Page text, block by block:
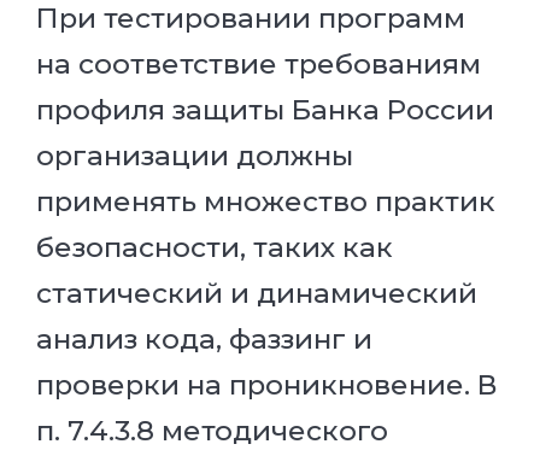
При тестировании программ
на соответствие требованиям
профиля защиты Банка России
организации должны
применять множество практик
безопасности, таких как
статический и динамический
анализ кода, фаззинг и
проверки на проникновение. В
п. 7.4.3.8 методического